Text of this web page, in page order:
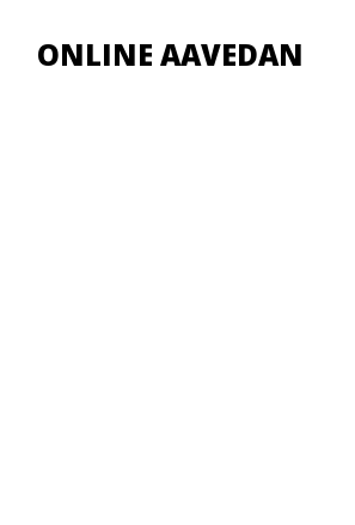
ONLINE AAVEDAN